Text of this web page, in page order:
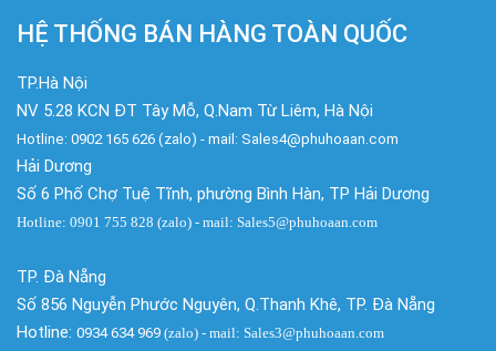
HỆ THỐNG BÁN HÀNG TOÀN QUỐC
TP.Hà Nội
NV 5.28 KCN ĐT Tây Mỗ, Q.Nam Từ Liêm, Hà Nội
Hotline: 0902 165 626 (zalo) - mail: Sales4@phuhoaan.com
Hải Dương
Số 6 Phố Chợ Tuệ Tĩnh, phường Bình Hàn, TP Hải Dương
Hotline: 0901 755 828 (zalo) - mail: Sales5@phuhoaan.com
TP. Đà Nẵng
Số 856 Nguyễn Phước Nguyên, Q.Thanh Khê, TP. Đà Nẵng
Hotline: 0934 634 969 (zalo) - mail: Sales3@phuhoaan.com